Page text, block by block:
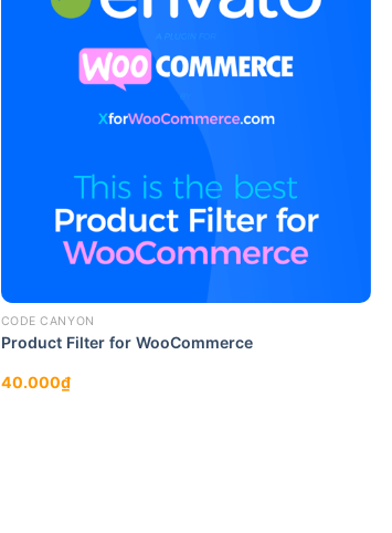
CODE CANYON
Product Filter for WooCommerce
40.000₫